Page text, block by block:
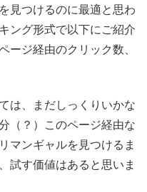
見つけるのに最適と思わ
ング形式で以下にご紹介
ージ経由のクリック数、
は、まだしっくりいかな
（？）このページ経由な
マンギャルを見つけるま
試す価値はあると思いま